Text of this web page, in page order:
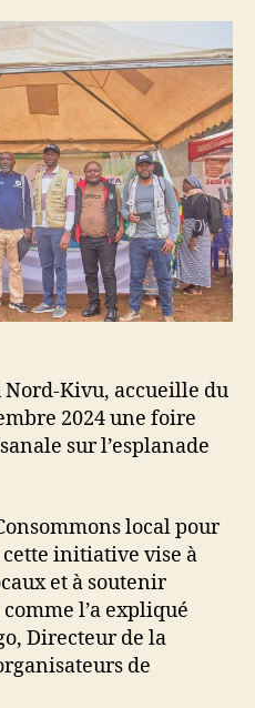
Kivu, accueille du
2024 une foire
sur l’esplanade
local pour
initiative vise à
et à soutenir
l’a expliqué
Directeur de la
de